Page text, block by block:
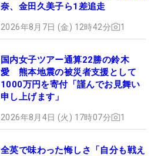
奈、金田久美子ら1差追走
2026年8月7日 (金) 12時42分 1
国内女子ツアー通算22勝の鈴木
愛 熊本地震の被災者支援として
1000万円を寄付「謹んでお見舞い
申し上げます」
2026年8月4日 (火) 17時07分 1
全英で味わった悔しさ「自分も戦え